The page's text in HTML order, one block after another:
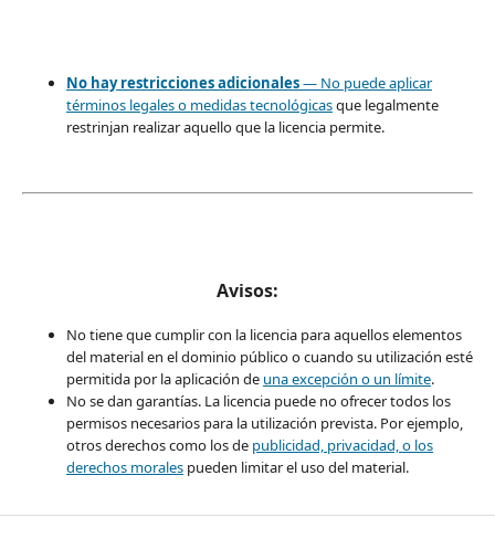
No hay restricciones adicionales— No puede aplicar
términos legales o medidas tecnológicasque legalmente
restrinjan realizar aquello que la licencia permite.
Avisos:
No tiene que cumplir con la licencia para aquellos elementos
del material en el dominio público o cuando su utilización esté
permitida por la aplicación de una excepción o un límite.
No se dan garantías. La licencia puede no ofrecer todos los
permisos necesarios para la utilización prevista. Por ejemplo,
otros derechos como los de publicidad, privacidad, o los
derechos moralespueden limitar el uso del material.